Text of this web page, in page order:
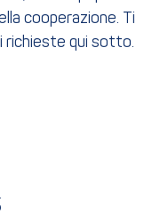
cooperazione. Ti
richieste qui sotto.